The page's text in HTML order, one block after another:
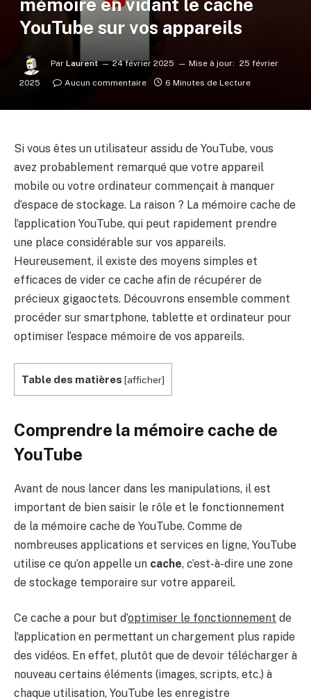
mémoire en vidant le cache
YouTube sur vos appareils
Par Laurent 24 février 2025 Mise à jour: 25 février
2025
Aucun commentaire 6 Minutes de Lecture
Si vous êtes un utilisateur assidu de YouTube, vous
avez probablement remarqué que votre appareil
mobile ou votre ordinateur commençait à manquer
d’espace de stockage. La raison ? La mémoire cache de
l’application YouTube, qui peut rapidement prendre
une place considérable sur vos appareils.
Heureusement, il existe des moyens simples et
efficaces de vider ce cache afin de récupérer de
précieux gigaoctets. Découvrons ensemble comment
procéder sur smartphone, tablette et ordinateur pour
optimiser l’espace mémoire de vos appareils.
Table des matières [afficher]
Comprendre la mémoire cache de
YouTube
Avant de nous lancer dans les manipulations, il est
important de bien saisir le rôle et le fonctionnement
de la mémoire cache de YouTube. Comme de
nombreuses applications et services en ligne, YouTube
utilise ce qu’on appelle un cache, c’est-à-dire une zone
de stockage temporaire sur votre appareil.
Ce cache a pour but d’optimiser le fonctionnement de
l’application en permettant un chargement plus rapide
des vidéos. En effet, plutôt que de devoir télécharger à
nouveau certains éléments (images, scripts, etc.) à
chaque utilisation, YouTube les enregistre